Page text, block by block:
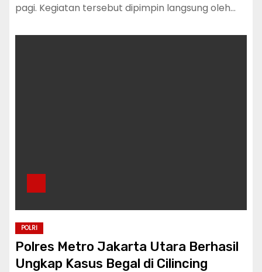
pagi. Kegiatan tersebut dipimpin langsung oleh…
POLRI
Polres Metro Jakarta Utara Berhasil
Ungkap Kasus Begal di Cilincing